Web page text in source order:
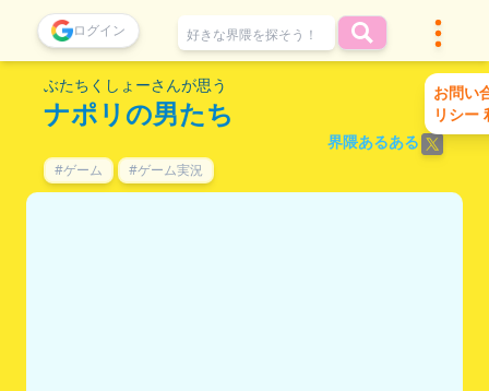
ログイン
お問い
リシー
ぶたちくしょーさんが思う
ナポリの男たち
界隈あるある
#ゲーム #ゲーム実況